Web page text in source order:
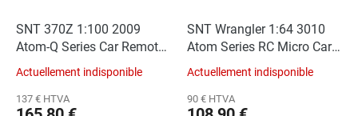
SNT 370Z 1:100 2009
Atom-Q Series Car Remote
Control Version White
(Car+RC+FPVBOX
RACE+Goggles)
Actuellement indisponible
137 € HTVA
SNT Wrangler 1:64 3010
Atom Series RC Micro Car
Blue (Car+RC)
Actuellement indisponible
90 € HTVA